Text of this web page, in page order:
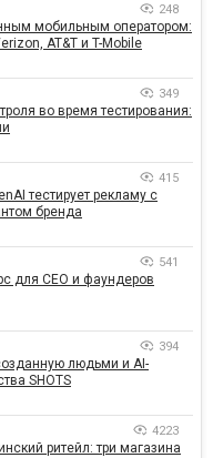
248
мобильным оператором:
AT&T и T-Mobile
349
во время тестирования:
415
тестирует рекламу с
бренда
541
для CEO и фаундеров
394
людьми и AI-
SHOTS
4223
ритейл: три магазина